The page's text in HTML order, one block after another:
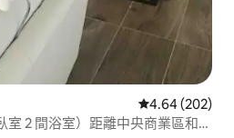
從 202 則評價
4.64 (202)
室 2 間浴室）距離中央商業區和機